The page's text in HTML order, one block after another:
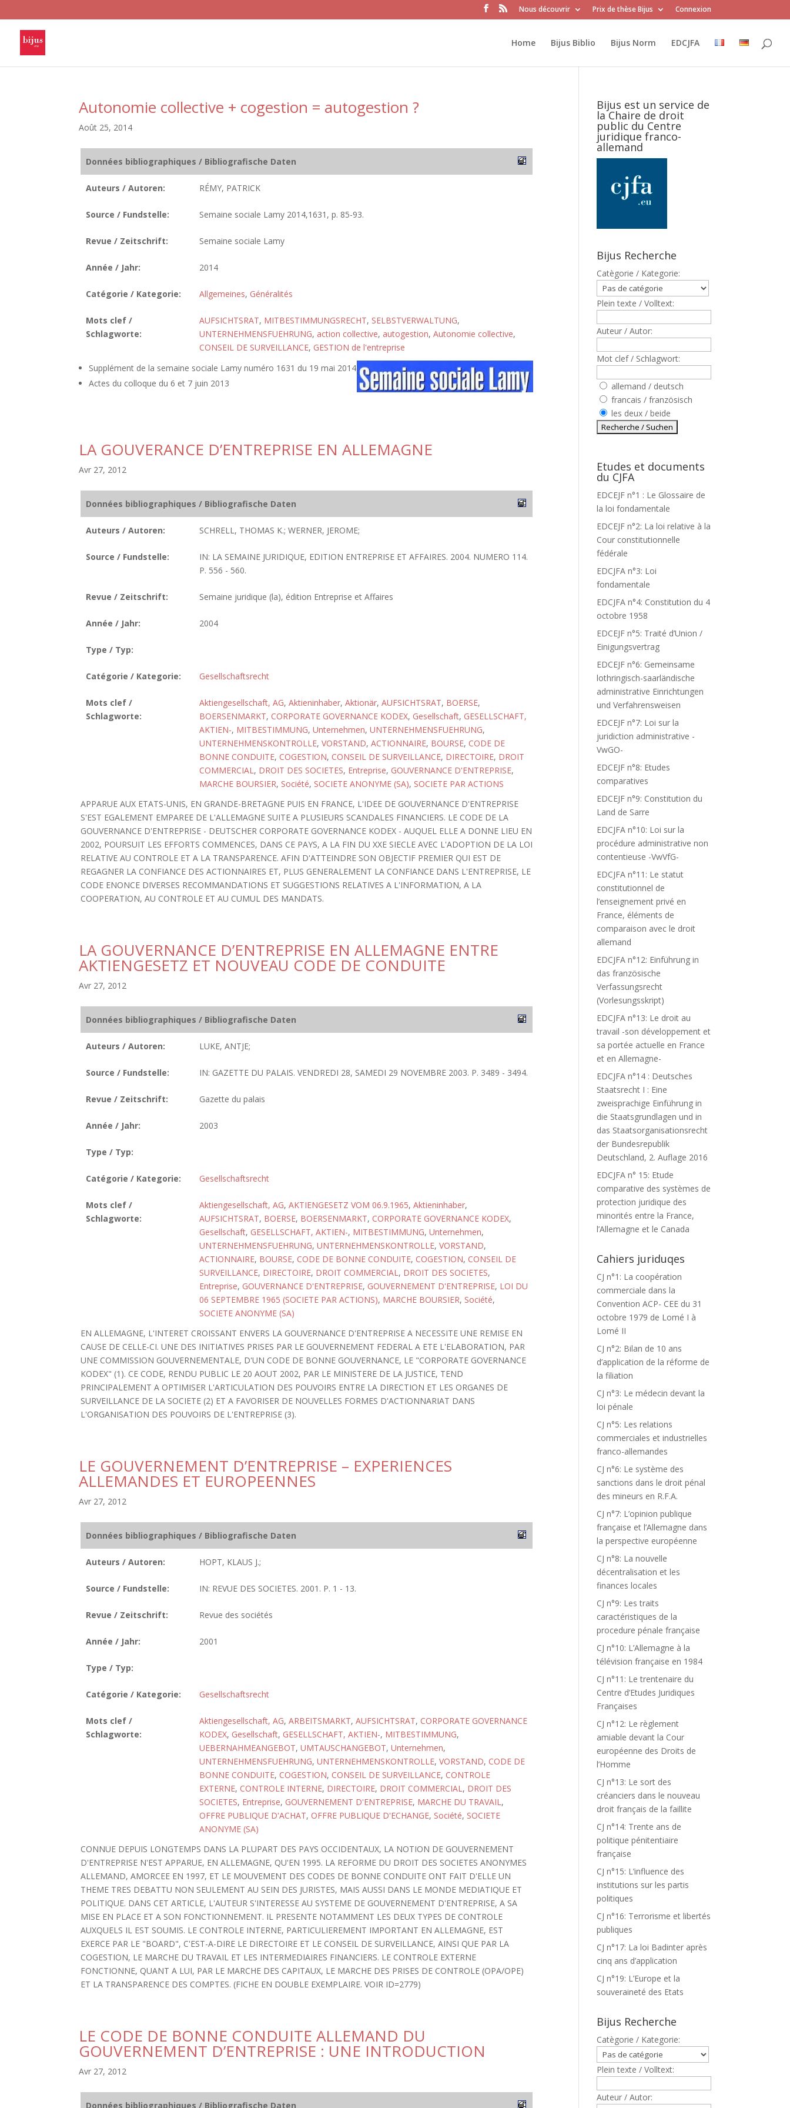
Nous découvrir Prix de thèse Bijus Connexion
Home Bijus Biblio Bijus Norm EDCJFA
Autonomie collective + cogestion = autogestion ?
Août 25, 2014
Données bibliographiques / Bibliografische Daten
Auteurs / Autoren: RÉMY, PATRICK
Source / Fundstelle: Semaine sociale Lamy 2014,1631, p. 85-93.
Revue / Zeitschrift: Semaine sociale Lamy
Année / Jahr: 2014
Catégorie / Kategorie: Allgemeines, Généralités
Mots clef /
Schlagworte:
AUFSICHTSRAT, MITBESTIMMUNGSRECHT, SELBSTVERWALTUNG,
UNTERNEHMENSFUEHRUNG, action collective, autogestion, Autonomie collective,
CONSEIL DE SURVEILLANCE, GESTION de l'entreprise
Supplément de la semaine sociale Lamy numéro 1631 du 19 mai 2014
Actes du colloque du 6 et 7 juin 2013
LA GOUVERANCE D’ENTREPRISE EN ALLEMAGNE
Avr 27, 2012
Données bibliographiques / Bibliografische Daten
Auteurs / Autoren: SCHRELL, THOMAS K.; WERNER, JEROME;
Source / Fundstelle:
IN: LA SEMAINE JURIDIQUE, EDITION ENTREPRISE ET AFFAIRES. 2004. NUMERO 114.
P. 556 - 560.
Revue / Zeitschrift: Semaine juridique (la), édition Entreprise et Affaires
Année / Jahr: 2004
Type / Typ:
Catégorie / Kategorie: Gesellschaftsrecht
Mots clef /
Schlagworte:
Aktiengesellschaft, AG, Aktieninhaber, Aktionär, AUFSICHTSRAT, BOERSE,
BOERSENMARKT, CORPORATE GOVERNANCE KODEX, Gesellschaft, GESELLSCHAFT,
AKTIEN-, MITBESTIMMUNG, Unternehmen, UNTERNEHMENSFUEHRUNG,
UNTERNEHMENSKONTROLLE, VORSTAND, ACTIONNAIRE, BOURSE, CODE DE
BONNE CONDUITE, COGESTION, CONSEIL DE SURVEILLANCE, DIRECTOIRE, DROIT
COMMERCIAL, DROIT DES SOCIETES, Entreprise, GOUVERNANCE D'ENTREPRISE,
MARCHE BOURSIER, Société, SOCIETE ANONYME (SA), SOCIETE PAR ACTIONS
APPARUE AUX ETATS-UNIS, EN GRANDE-BRETAGNE PUIS EN FRANCE, L'IDEE DE GOUVERNANCE D'ENTREPRISE
S'EST EGALEMENT EMPAREE DE L'ALLEMAGNE SUITE A PLUSIEURS SCANDALES FINANCIERS. LE CODE DE LA
GOUVERNANCE D'ENTREPRISE - DEUTSCHER CORPORATE GOVERNANCE KODEX - AUQUEL ELLE A DONNE LIEU EN
2002, POURSUIT LES EFFORTS COMMENCES, DANS CE PAYS, A LA FIN DU XXE SIECLE AVEC L'ADOPTION DE LA LOI
RELATIVE AU CONTROLE ET A LA TRANSPARENCE. AFIN D'ATTEINDRE SON OBJECTIF PREMIER QUI EST DE
REGAGNER LA CONFIANCE DES ACTIONNAIRES ET, PLUS GENERALEMENT LA CONFIANCE DANS L'ENTREPRISE, LE
CODE ENONCE DIVERSES RECOMMANDATIONS ET SUGGESTIONS RELATIVES A L'INFORMATION, A LA
COOPERATION, AU CONTROLE ET AU CUMUL DES MANDATS.
LA GOUVERNANCE D’ENTREPRISE EN ALLEMAGNE ENTRE
AKTIENGESETZ ET NOUVEAU CODE DE CONDUITE
Avr 27, 2012
Données bibliographiques / Bibliografische Daten
Auteurs / Autoren: LUKE, ANTJE;
Source / Fundstelle: IN: GAZETTE DU PALAIS. VENDREDI 28, SAMEDI 29 NOVEMBRE 2003. P. 3489 - 3494.
Revue / Zeitschrift: Gazette du palais
Année / Jahr: 2003
Type / Typ:
Catégorie / Kategorie: Gesellschaftsrecht
Mots clef /
Schlagworte:
Aktiengesellschaft, AG, AKTIENGESETZ VOM 06.9.1965, Aktieninhaber,
AUFSICHTSRAT, BOERSE, BOERSENMARKT, CORPORATE GOVERNANCE KODEX,
Gesellschaft, GESELLSCHAFT, AKTIEN-, MITBESTIMMUNG, Unternehmen,
UNTERNEHMENSFUEHRUNG, UNTERNEHMENSKONTROLLE, VORSTAND,
ACTIONNAIRE, BOURSE, CODE DE BONNE CONDUITE, COGESTION, CONSEIL DE
SURVEILLANCE, DIRECTOIRE, DROIT COMMERCIAL, DROIT DES SOCIETES,
Entreprise, GOUVERNANCE D'ENTREPRISE, GOUVERNEMENT D'ENTREPRISE, LOI DU
06 SEPTEMBRE 1965 (SOCIETE PAR ACTIONS), MARCHE BOURSIER, Société,
SOCIETE ANONYME (SA)
EN ALLEMAGNE, L'INTERET CROISSANT ENVERS LA GOUVERNANCE D'ENTREPRISE A NECESSITE UNE REMISE EN
CAUSE DE CELLE-CI. UNE DES INITIATIVES PRISES PAR LE GOUVERNEMENT FEDERAL A ETE L'ELABORATION, PAR
UNE COMMISSION GOUVERNEMENTALE, D'UN CODE DE BONNE GOUVERNANCE, LE "CORPORATE GOVERNANCE
KODEX" (1). CE CODE, RENDU PUBLIC LE 20 AOUT 2002, PAR LE MINISTERE DE LA JUSTICE, TEND
PRINCIPALEMENT A OPTIMISER L'ARTICULATION DES POUVOIRS ENTRE LA DIRECTION ET LES ORGANES DE
SURVEILLANCE DE LA SOCIETE (2) ET A FAVORISER DE NOUVELLES FORMES D'ACTIONNARIAT DANS
L'ORGANISATION DES POUVOIRS DE L'ENTREPRISE (3).
LE GOUVERNEMENT D’ENTREPRISE – EXPERIENCES
ALLEMANDES ET EUROPEENNES
Avr 27, 2012
Données bibliographiques / Bibliografische Daten
Auteurs / Autoren: HOPT, KLAUS J.;
Source / Fundstelle: IN: REVUE DES SOCIETES. 2001. P. 1 - 13.
Revue / Zeitschrift: Revue des sociétés
Année / Jahr: 2001
Type / Typ:
Catégorie / Kategorie: Gesellschaftsrecht
Mots clef /
Schlagworte:
Aktiengesellschaft, AG, ARBEITSMARKT, AUFSICHTSRAT, CORPORATE GOVERNANCE
KODEX, Gesellschaft, GESELLSCHAFT, AKTIEN-, MITBESTIMMUNG,
UEBERNAHMEANGEBOT, UMTAUSCHANGEBOT, Unternehmen,
UNTERNEHMENSFUEHRUNG, UNTERNEHMENSKONTROLLE, VORSTAND, CODE DE
BONNE CONDUITE, COGESTION, CONSEIL DE SURVEILLANCE, CONTROLE
EXTERNE, CONTROLE INTERNE, DIRECTOIRE, DROIT COMMERCIAL, DROIT DES
SOCIETES, Entreprise, GOUVERNEMENT D'ENTREPRISE, MARCHE DU TRAVAIL,
OFFRE PUBLIQUE D'ACHAT, OFFRE PUBLIQUE D'ECHANGE, Société, SOCIETE
ANONYME (SA)
CONNUE DEPUIS LONGTEMPS DANS LA PLUPART DES PAYS OCCIDENTAUX, LA NOTION DE GOUVERNEMENT
D'ENTREPRISE N'EST APPARUE, EN ALLEMAGNE, QU'EN 1995. LA REFORME DU DROIT DES SOCIETES ANONYMES
ALLEMAND, AMORCEE EN 1997, ET LE MOUVEMENT DES CODES DE BONNE CONDUITE ONT FAIT D'ELLE UN
THEME TRES DEBATTU NON SEULEMENT AU SEIN DES JURISTES, MAIS AUSSI DANS LE MONDE MEDIATIQUE ET
POLITIQUE. DANS CET ARTICLE, L'AUTEUR S'INTERESSE AU SYSTEME DE GOUVERNEMENT D'ENTREPRISE, A SA
MISE EN PLACE ET A SON FONCTIONNEMENT. IL PRESENTE NOTAMMENT LES DEUX TYPES DE CONTROLE
AUXQUELS IL EST SOUMIS. LE CONTROLE INTERNE, PARTICULIEREMENT IMPORTANT EN ALLEMAGNE, EST
EXERCE PAR LE "BOARD", C'EST-A-DIRE LE DIRECTOIRE ET LE CONSEIL DE SURVEILLANCE, AINSI QUE PAR LA
COGESTION, LE MARCHE DU TRAVAIL ET LES INTERMEDIAIRES FINANCIERS. LE CONTROLE EXTERNE
FONCTIONNE, QUANT A LUI, PAR LE MARCHE DES CAPITAUX, LE MARCHE DES PRISES DE CONTROLE (OPA/OPE)
ET LA TRANSPARENCE DES COMPTES. (FICHE EN DOUBLE EXEMPLAIRE. VOIR ID=2779)
LE CODE DE BONNE CONDUITE ALLEMAND DU
GOUVERNEMENT D’ENTREPRISE : UNE INTRODUCTION
Avr 27, 2012
Données bibliographiques / Bibliografische Daten
Bijus est un service de
la Chaire de droit
public du Centre
juridique franco-
allemand
Bijus Recherche
Catègorie / Kategorie:
Plein texte / Volltext:
Auteur / Autor:
Mot clef / Schlagwort:
allemand / deutsch
francais / französisch
les deux / beide
Etudes et documents
du CJFA
EDCEJF n°1 : Le Glossaire de
la loi fondamentale
EDCEJF n°2: La loi relative à la
Cour constitutionnelle
fédérale
EDCJFA n°3: Loi
fondamentale
EDCJFA n°4: Constitution du 4
octobre 1958
EDCEJF n°5: Traité d’Union /
Einigungsvertrag
EDCEJF n°6: Gemeinsame
lothringisch-saarländische
administrative Einrichtungen
und Verfahrensweisen
EDCEJF n°7: Loi sur la
juridiction administrative -
VwGO-
EDCEJF n°8: Etudes
comparatives
EDCEJF n°9: Constitution du
Land de Sarre
EDCJFA n°10: Loi sur la
procédure administrative non
contentieuse -VwVfG-
EDCJFA n°11: Le statut
constitutionnel de
l’enseignement privé en
France, éléments de
comparaison avec le droit
allemand
EDCJFA n°12: Einführung in
das französische
Verfassungsrecht
(Vorlesungsskript)
EDCJFA n°13: Le droit au
travail -son développement et
sa portée actuelle en France
et en Allemagne-
EDCJFA n°14 : Deutsches
Staatsrecht I : Eine
zweisprachige Einführung in
die Staatsgrundlagen und in
das Staatsorganisationsrecht
der Bundesrepublik
Deutschland, 2. Auflage 2016
EDCJFA n° 15: Etude
comparative des systèmes de
protection juridique des
minorités entre la France,
l’Allemagne et le Canada
Cahiers juriduqes
CJ n°1: La coopération
commerciale dans la
Convention ACP- CEE du 31
octobre 1979 de Lomé I à
Lomé II
CJ n°2: Bilan de 10 ans
d’application de la réforme de
la filiation
CJ n°3: Le médecin devant la
loi pénale
CJ n°5: Les relations
commerciales et industrielles
franco-allemandes
CJ n°6: Le système des
sanctions dans le droit pénal
des mineurs en R.F.A.
CJ n°7: L’opinion publique
française et l’Allemagne dans
la perspective européenne
CJ n°8: La nouvelle
décentralisation et les
finances locales
CJ n°9: Les traits
caractéristiques de la
procedure pénale française
CJ n°10: L’Allemagne à la
télévision française en 1984
CJ n°11: Le trentenaire du
Centre d’Etudes Juridiques
Françaises
CJ n°12: Le règlement
amiable devant la Cour
européenne des Droits de
l’Homme
CJ n°13: Le sort des
créanciers dans le nouveau
droit français de la faillite
CJ n°14: Trente ans de
politique pénitentiaire
française
CJ n°15: L’influence des
institutions sur les partis
politiques
CJ n°16: Terrorisme et libertés
publiques
CJ n°17: La loi Badinter après
cinq ans d’application
CJ n°19: L’Europe et la
souveraineté des Etats
Bijus Recherche
Catègorie / Kategorie:
Plein texte / Volltext:
Auteur / Autor: